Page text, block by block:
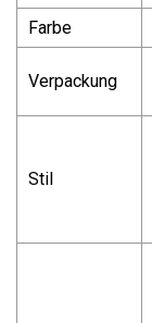
Farbe
Verpackung
Stil